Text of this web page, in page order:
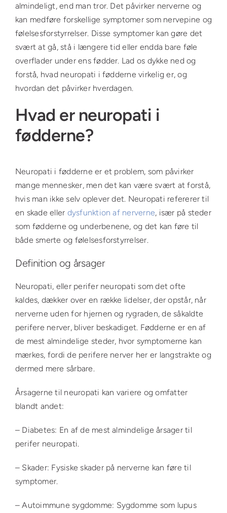
almindeligt, end man tror. Det påvirker nerverne og
kan medføre forskellige symptomer som nervepine og
følelsesforstyrrelser. Disse symptomer kan gøre det
svært at gå, stå i længere tid eller endda bare føle
overflader under ens fødder. Lad os dykke ned og
forstå, hvad neuropati i fødderne virkelig er, og
hvordan det påvirker hverdagen.
Hvad er neuropati i
fødderne?
Neuropati i fødderne er et problem, som påvirker
mange mennesker, men det kan være svært at forstå,
hvis man ikke selv oplever det. Neuropati refererer til
en skade eller dysfunktion af nerverne, især på steder
som fødderne og underbenene, og det kan føre til
både smerte og følelsesforstyrrelser.
Definition og årsager
Neuropati, eller perifer neuropati som det ofte
kaldes, dækker over en række lidelser, der opstår, når
nerverne uden for hjernen og rygraden, de såkaldte
perifere nerver, bliver beskadiget. Fødderne er en af
de mest almindelige steder, hvor symptomerne kan
mærkes, fordi de perifere nerver her er langstrakte og
dermed mere sårbare.
Årsagerne til neuropati kan variere og omfatter
blandt andet:
– Diabetes: En af de mest almindelige årsager til
perifer neuropati.
– Skader: Fysiske skader på nerverne kan føre til
symptomer.
– Autoimmune sygdomme: Sygdomme som lupus